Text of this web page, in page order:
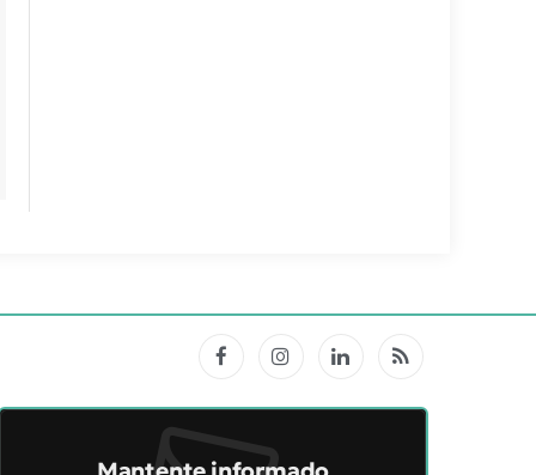
FacebookInstagramLinkedInRSS